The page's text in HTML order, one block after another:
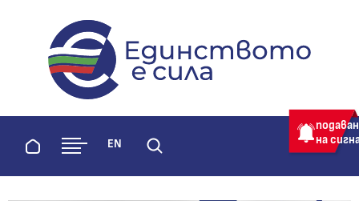
evroto.bgОфициална страница за приемане
Начало EN
на